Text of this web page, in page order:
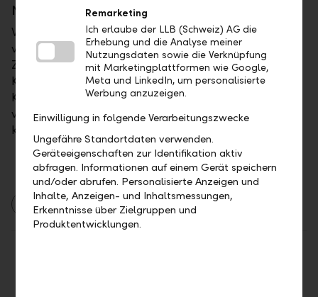
Neue Dashboard-Seite
Wenn Sie mehrere Konten beziehungsweise Kunden
verwalten, dann haben Sie neu auf dem Dashboard
Zugriff auf eine Übersichtsseite mit all Ihren
Kundenbeziehungen. Mit der integrierten
Kundenauswahl können Sie ganz einfach zwischen
verschiedenen Kundenbeziehungen wechseln und
kundenspezifische Widgets hinzufügen.
LLB Online Banking
Remarketing
Ich erlaube der LLB (Schweiz) AG die
Erhebung und die Analyse meiner
Nutzungsdaten sowie die Verknüpfung
mit Marketingplattformen wie Google,
Meta und LinkedIn, um personalisierte
Werbung anzuzeigen.
Einwilligung in folgende Verarbeitungszwecke
Ungefähre Standortdaten verwenden.
Geräteeigenschaften zur Identifikation aktiv
abfragen. Informationen auf einem Gerät speichern
und/oder abrufen. Personalisierte Anzeigen und
Inhalte, Anzeigen- und Inhaltsmessungen,
Erkenntnisse über Zielgruppen und
Produktentwicklungen.